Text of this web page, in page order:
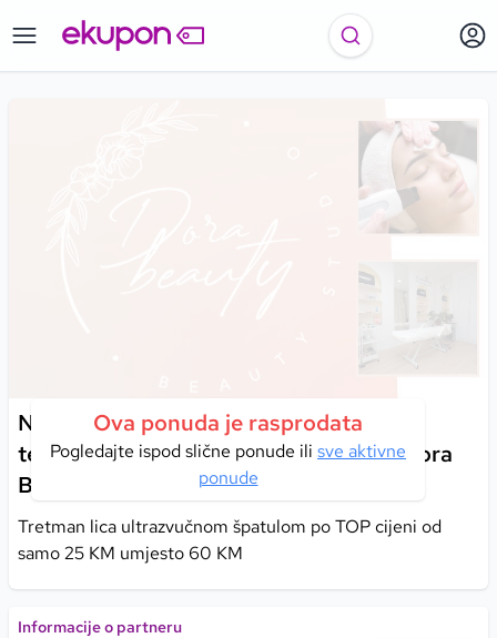
Ova ponuda je rasprodata
Pogledajte ispod slične ponude ili sve aktivne
ponude
Njega lica uz ultrazvučnu špatulu za
temeljito čišćenje i hidrataciju kože u Dora
Beauty Baru!
Tretman lica ultrazvučnom špatulom po TOP cijeni od
samo 25 KM umjesto 60 KM
Informacije o partneru